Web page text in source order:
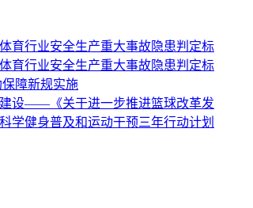
行业安全生产重大事故隐患判定标
行业安全生产重大事故隐患判定标
障新规实施
设——《关于进一步推进篮球改革发
健身普及和运动干预三年行动计划